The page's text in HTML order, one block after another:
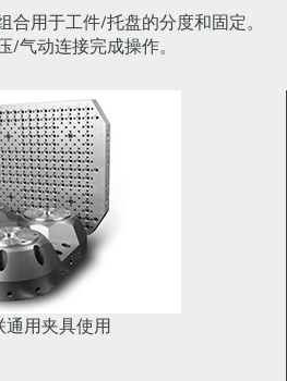
合用于工件/托盘的分度和固定。
/气动连接完成操作。
通用夹具使用